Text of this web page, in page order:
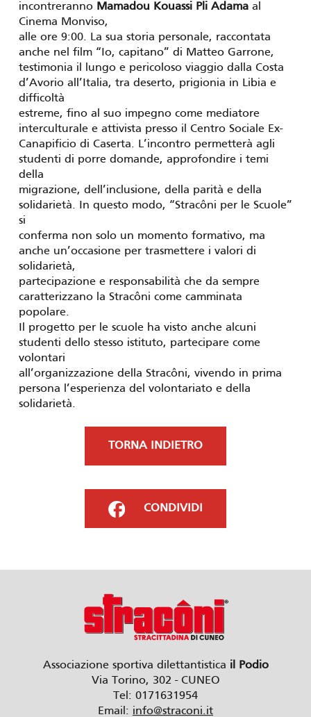
incontreranno Mamadou Kouassi Pli Adamaal
Cinema Monviso,
alle ore 9:00. La sua storia personale, raccontata
anche nel film “Io, capitano” di Matteo Garrone,
testimonia il lungo e pericoloso viaggio dalla Costa
d’Avorio all’Italia, tra deserto, prigionia in Libia e
difficoltà
estreme, fino al suo impegno come mediatore
interculturale e attivista presso il Centro Sociale Ex-
Canapificio di Caserta. L’incontro permetterà agli
studenti di porre domande, approfondire i temi
della
migrazione, dell’inclusione, della parità e della
solidarietà. In questo modo, “Stracôni per le Scuole”
si
conferma non solo un momento formativo, ma
anche un’occasione per trasmettere i valori di
solidarietà,
partecipazione e responsabilità che da sempre
caratterizzano la Stracôni come camminata
popolare.
Il progetto per le scuole ha visto anche alcuni
studenti dello stesso istituto, partecipare come
volontari
all’organizzazione della Stracôni, vivendo in prima
persona l’esperienza del volontariato e della
solidarietà.
TORNA INDIETRO
CONDIVIDI
Associazione sportiva dilettantistica il Podio
Via Torino, 302 - CUNEO
Tel: 0171631954
Email: info@straconi.it